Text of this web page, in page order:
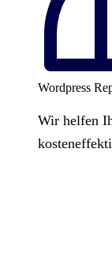
Wordpress
Wir helfen